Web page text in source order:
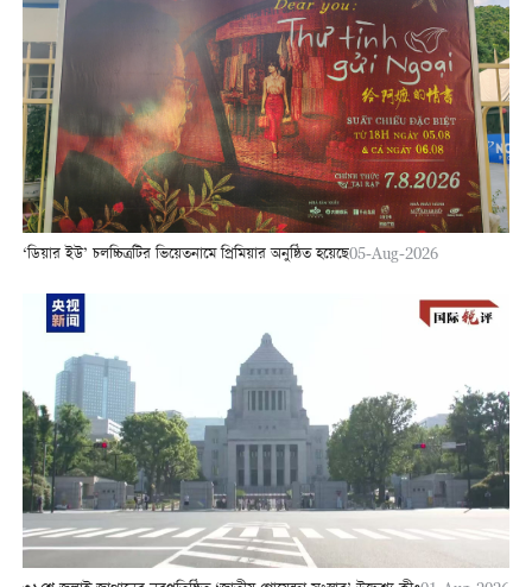
‘ডিয়ার ইউ’ চলচ্চিত্রটির ভিয়েতনামে প্রিমিয়ার অনুষ্ঠিত হয়েছে05-Aug-2026